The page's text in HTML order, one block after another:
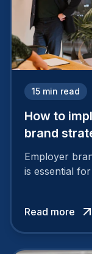
15 min read
How to
brand
Employer
is essential
solid and
cannot
Read more